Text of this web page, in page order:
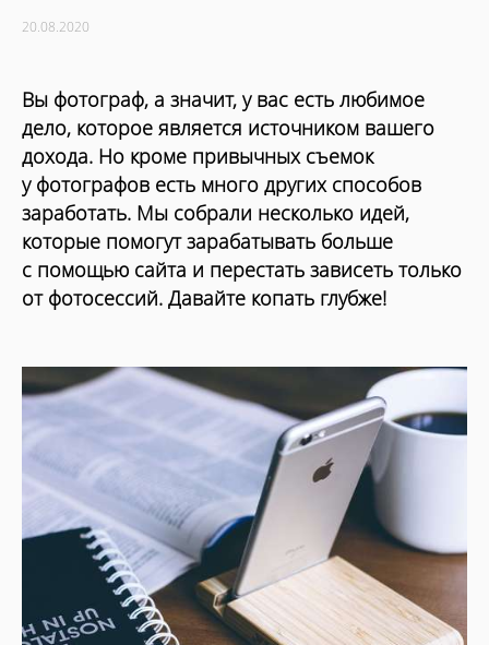
20.08.2020
Вы фотограф, а значит, у вас есть любимое
дело, которое является источником вашего
дохода. Но кроме привычных съемок
у фотографов есть много других способов
заработать. Мы собрали несколько идей,
которые помогут зарабатывать больше
с помощью сайта и перестать зависеть только
от фотосессий. Давайте копать глубже!